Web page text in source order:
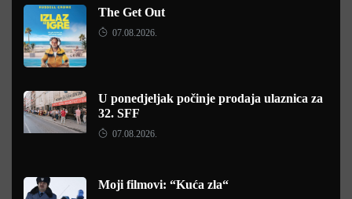
The Get Out
07.08.2026.
U ponedjeljak počinje prodaja ulaznica za
32. SFF
07.08.2026.
Moji filmovi: “Kuća zla“